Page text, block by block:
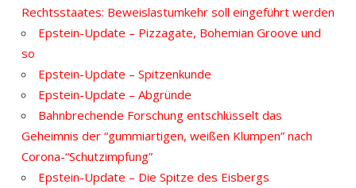
Rechtsstaates: Beweislastumkehr soll eingeführt werden
Epstein-Update – Pizzagate, Bohemian Groove und
so
Epstein-Update – Spitzenkunde
Epstein-Update – Abgründe
Bahnbrechende Forschung entschlüsselt das
Geheimnis der “gummiartigen, weißen Klumpen” nach
Corona-“Schutzimpfung”
Epstein-Update – Die Spitze des Eisbergs